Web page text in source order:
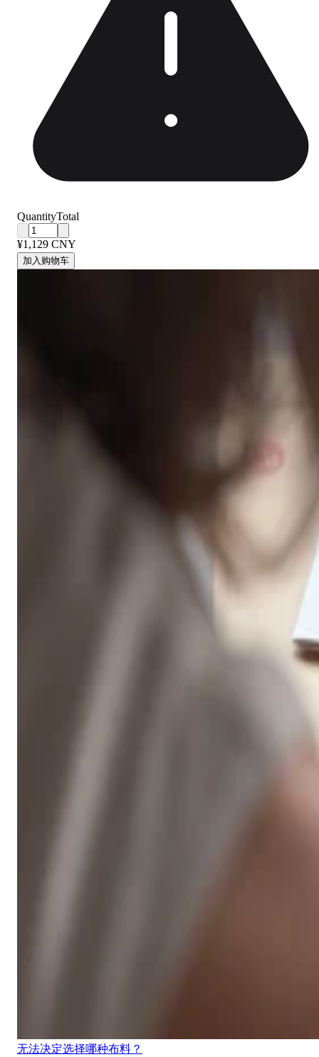
QuantityTotal
¥1,129 CNY
加入购物车
无法决定选择哪种布料？